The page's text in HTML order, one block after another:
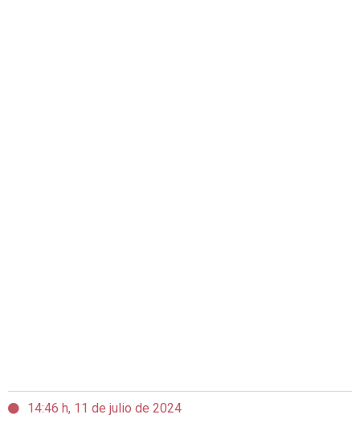
14:46 h, 11 de julio de 2024